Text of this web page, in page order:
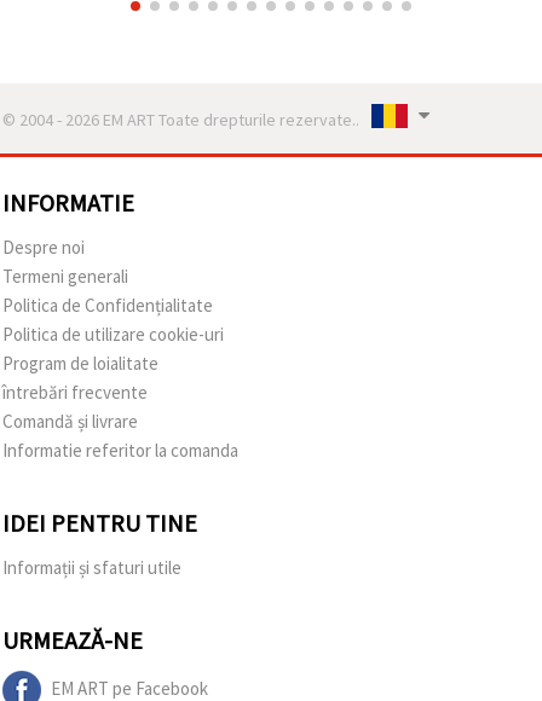
© 2004 - 2026 EM ART Toate drepturile rezervate..
INFORMATIE
Despre noi
Termeni generali
Politica de Confidențialitate
Politica de utilizare cookie-uri
Program de loialitate
întrebări frecvente
Comandă și livrare
Informatie referitor la comanda
IDEI PENTRU TINE
Informații și sfaturi utile
URMEAZĂ-NE
EM ART pe Facebook